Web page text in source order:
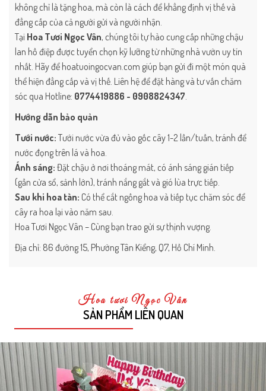
không chỉ là tặng hoa, mà còn là cách để khẳng định vị thế và
đẳng cấp của cả người gửi và người nhận.
Tại Hoa Tươi Ngọc Vân, chúng tôi tự hào cung cấp những chậu
lan hồ điệp được tuyển chọn kỹ lưỡng từ những nhà vườn uy tín
nhất. Hãy để hoatuoingocvan.com giúp bạn gửi đi một món quà
thể hiện đẳng cấp và vị thế. Liên hệ để đặt hàng và tư vấn chăm
sóc qua Hotline: 0774419886 - 0908824347
Hướng dẫn bảo quản
Tưới nước: Tưới nước vừa đủ vào gốc cây 1-2 lần/tuần, tránh để
nước đọng trên lá và hoa.
Ánh sáng: Đặt chậu ở nơi thoáng mát, có ánh sáng gián tiếp
(gần cửa sổ, sảnh lớn), tránh nắng gắt và gió lùa trực tiếp.
Sau khi hoa tàn: Có thể cắt ngồng hoa và tiếp tục chăm sóc để
cây ra hoa lại vào năm sau.
Hoa Tươi Ngọc Vân – Cùng bạn trao gửi sự thịnh vượng.
Địa chỉ: 86 đường 15, Phường Tân Kiểng, Q7, Hồ Chí Minh.
Hoa tươi Ngọc Vân
SẢN PHẨM LIÊN QUAN